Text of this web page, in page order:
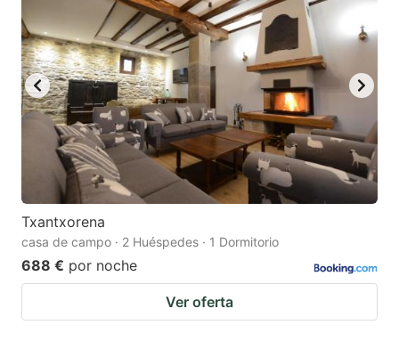
Txantxorena
casa de campo · 2 Huéspedes · 1 Dormitorio
688 € por noche
Ver oferta